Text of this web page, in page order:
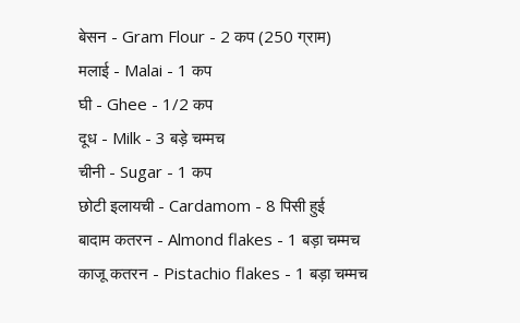
बेसन - Gram Flour - 2 कप (250 ग्राम)
मलाई - Malai - 1 कप
घी - Ghee - 1/2 कप
दूध - Milk - 3 बड़े चम्मच
चीनी - Sugar - 1 कप
छोटी इलायची - Cardamom - 8 पिसी हुई
बादाम कतरन - Almond flakes - 1 बड़ा चम्मच
काजू कतरन - Pistachio flakes - 1 बड़ा चम्मच